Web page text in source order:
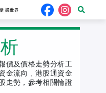
價及價格走勢分析工
金流向﹑港股通資金
走勢，參考相關輪證